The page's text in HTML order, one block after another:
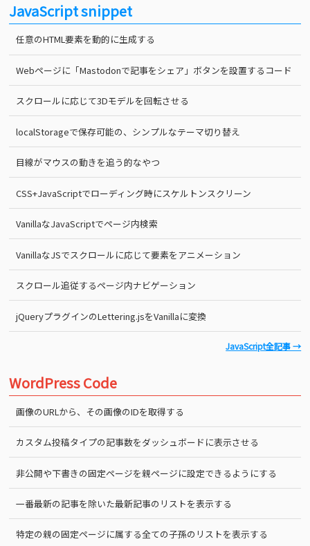
JavaScript snippet
任意のHTML要素を動的に生成する
Webページに「Mastodonで記事をシェア」ボタンを設置するコード
スクロールに応じて3Dモデルを回転させる
localStorageで保存可能の、シンプルなテーマ切り替え
目線がマウスの動きを追う的なやつ
CSS+JavaScriptでローディング時にスケルトンスクリーン
VanillaなJavaScriptでページ内検索
VanillaなJSでスクロールに応じて要素をアニメーション
スクロール追従するページ内ナビゲーション
jQueryプラグインのLettering.jsをVanillaに変換
JavaScript全記事 →
WordPress Code
画像のURLから、その画像のIDを取得する
カスタム投稿タイプの記事数をダッシュボードに表示させる
非公開や下書きの固定ページを親ページに設定できるようにする
一番最新の記事を除いた最新記事のリストを表示する
特定の親の固定ページに属する全ての子孫のリストを表示する